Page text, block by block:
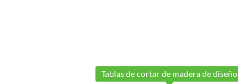
Tablas de cortar de madera de diseño